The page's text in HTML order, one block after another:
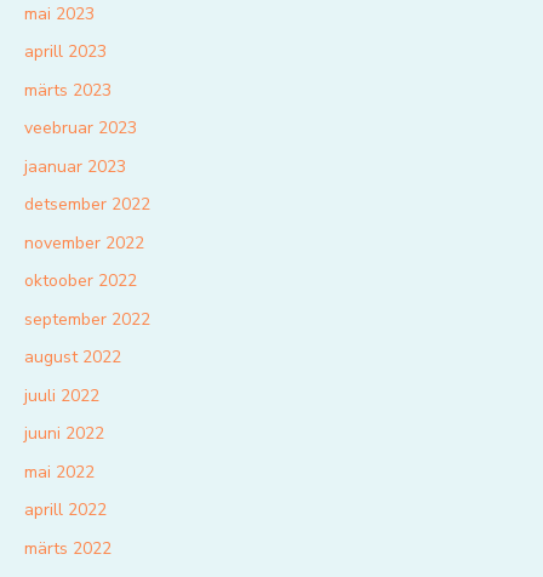
mai 2023
aprill 2023
märts 2023
veebruar 2023
jaanuar 2023
detsember 2022
november 2022
oktoober 2022
september 2022
august 2022
juuli 2022
juuni 2022
mai 2022
aprill 2022
märts 2022